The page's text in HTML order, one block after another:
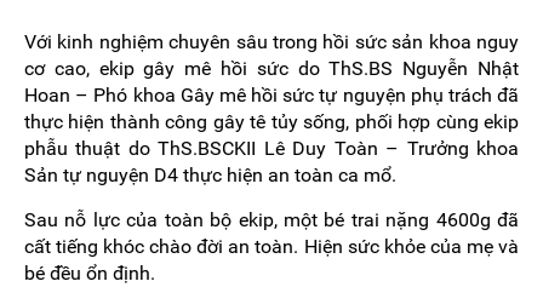
Với kinh nghiệm chuyên sâu trong hồi sức sản khoa nguy
cơ cao, ekip gây mê hồi sức do ThS.BS Nguyễn Nhật
Hoan – Phó khoa Gây mê hồi sức tự nguyện phụ trách đã
thực hiện thành công gây tê tủy sống, phối hợp cùng ekip
phẫu thuật do ThS.BSCKII Lê Duy Toàn – Trưởng khoa
Sản tự nguyện D4 thực hiện an toàn ca mổ.
Sau nỗ lực của toàn bộ ekip, một bé trai nặng 4600g đã
cất tiếng khóc chào đời an toàn. Hiện sức khỏe của mẹ và
bé đều ổn định.